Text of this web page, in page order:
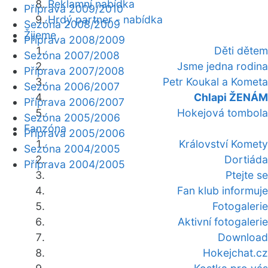
Reklamní nabídka
Hrdý partner - nabídka
Žijeme
Děti dětem
Jsme jedna rodina
Petr Koukal a Kometa
Chlapi ŽENÁM
Hokejová tombola
Fanzóna
Království Komety
Dortiáda
Ptejte se
Fan klub informuje
Fotogalerie
Aktivní fotogalerie
Download
Hokejchat.cz
Příprava 2009/2010
Sezóna 2008/2009
Příprava 2008/2009
Sezóna 2007/2008
Příprava 2007/2008
Sezóna 2006/2007
Příprava 2006/2007
Sezóna 2005/2006
Příprava 2005/2006
Sezóna 2004/2005
Příprava 2004/2005